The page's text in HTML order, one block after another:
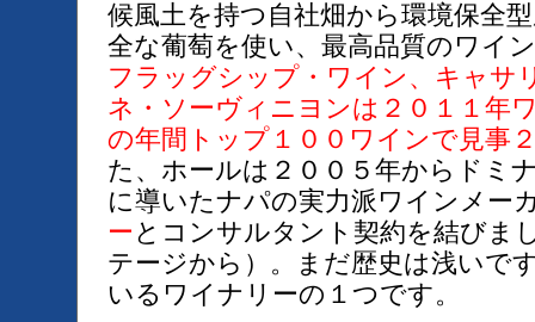
候風土を持つ自社畑から環境保全
全な葡萄を使い、最高品質のワイ
フラッグシップ・ワイン、キャサ
ネ・ソーヴィニヨンは２０１１年
の年間トップ１００ワインで見事
た、ホールは２００５年からドミ
に導いたナパの実力派ワインメー
ー とコンサルタント契約を結びま
テージから）。まだ歴史は浅いで
いるワイナリーの１つです。